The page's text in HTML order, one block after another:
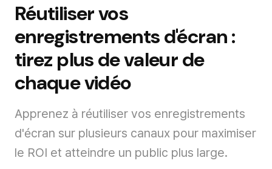
Réutiliser vos
enregistrements d'écran :
tirez plus de valeur de
chaque vidéo
Apprenez à réutiliser vos enregistrements
d'écran sur plusieurs canaux pour maximiser
le ROI et atteindre un public plus large.